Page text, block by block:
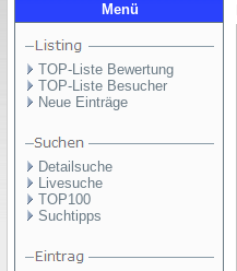
Menü
TOP-Liste Bewertung
TOP-Liste Besucher
Neue Einträge
Detailsuche
Livesuche
TOP100
Suchtipps